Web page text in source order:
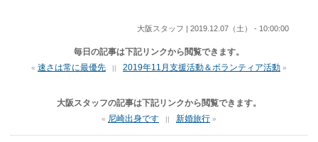
大阪スタッフ | 2019.12.07（土） - 10:00:00
毎日の記事は下記リンクから閲覧できます。
« 速さは常に最優先 || 2019年11月支援活動＆ボランティア活動 »
大阪スタッフの記事は下記リンクから閲覧できます。
« 尼崎出身です || 新婚旅行 »